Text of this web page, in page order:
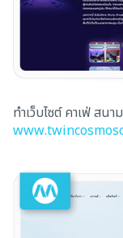
ทำเว็บไซต์ คาเฟ่ สน